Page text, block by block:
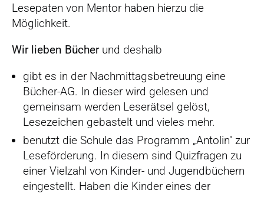
Lesepaten von Mentor haben hierzu die
Möglichkeit.
Wir lieben Bücherund deshalb
gibt es in der Nachmittagsbetreuung eine
Bücher-AG. In dieser wird gelesen und
gemeinsam werden Leserätsel gelöst,
Lesezeichen gebastelt und vieles mehr.
benutzt die Schule das Programm „Antolin" zur
Leseförderung. In diesem sind Quizfragen zu
einer Vielzahl von Kinder- und Jugendbüchern
eingestellt. Haben die Kinder eines der